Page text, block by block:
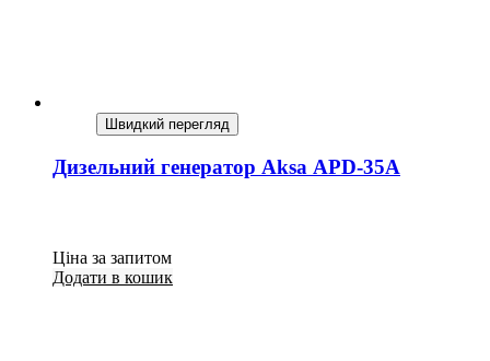
Швидкий перегляд
Дизельний генератор Aksa APD-35A
Ціна за запитом
Додати в кошик